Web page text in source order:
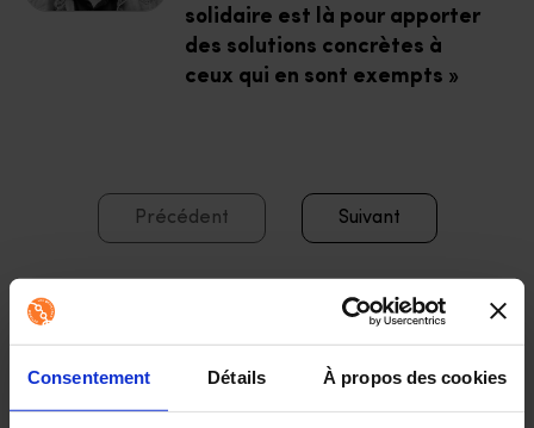
Consentement Détails À propos des cookies
solidaire est là pour apporter
des solutions concrètes à
ceux qui en sont exempts »
Précédent Suivant
Découvrir Les Opticiens